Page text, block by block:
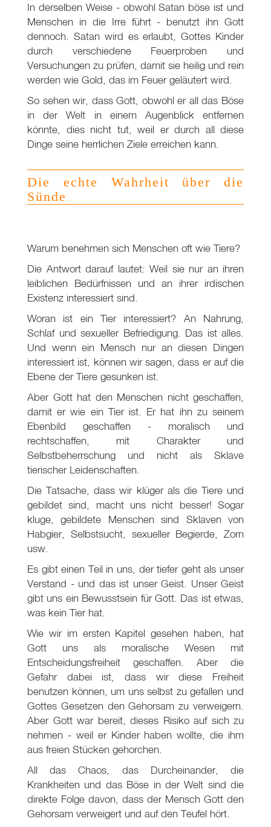
In derselben Weise - obwohl Satan böse ist und
Menschen in die Irre führt - benutzt ihn Gott
dennoch. Satan wird es erlaubt, Gottes Kinder
durch verschiedene Feuerproben und
Versuchungen zu prüfen, damit sie heilig und rein
werden wie Gold, das im Feuer geläutert wird.
So sehen wir, dass Gott, obwohl er all das Böse
in der Welt in einem Augenblick entfernen
könnte, dies nicht tut, weil er durch all diese
Dinge seine herrlichen Ziele erreichen kann.
Die echte Wahrheit über die
Sünde
Warum benehmen sich Menschen oft wie Tiere?
Die Antwort darauf lautet: Weil sie nur an ihren
leiblichen Bedürfnissen und an ihrer irdischen
Existenz interessiert sind.
Woran ist ein Tier interessiert? An Nahrung,
Schlaf und sexueller Befriedigung. Das ist alles.
Und wenn ein Mensch nur an diesen Dingen
interessiert ist, können wir sagen, dass er auf die
Ebene der Tiere gesunken ist.
Aber Gott hat den Menschen nicht geschaffen,
damit er wie ein Tier ist. Er hat ihn zu seinem
Ebenbild geschaffen - moralisch und
rechtschaffen, mit Charakter und
Selbstbeherrschung und nicht als Sklave
tierischer Leidenschaften.
Die Tatsache, dass wir klüger als die Tiere und
gebildet sind, macht uns nicht besser! Sogar
kluge, gebildete Menschen sind Sklaven von
Habgier, Selbstsucht, sexueller Begierde, Zorn
usw.
Es gibt einen Teil in uns, der tiefer geht als unser
Verstand - und das ist unser Geist. Unser Geist
gibt uns ein Bewusstsein für Gott. Das ist etwas,
was kein Tier hat.
Wie wir im ersten Kapitel gesehen haben, hat
Gott uns als moralische Wesen mit
Entscheidungsfreiheit geschaffen. Aber die
Gefahr dabei ist, dass wir diese Freiheit
benutzen können, um uns selbst zu gefallen und
Gottes Gesetzen den Gehorsam zu verweigern.
Aber Gott war bereit, dieses Risiko auf sich zu
nehmen - weil er Kinder haben wollte, die ihm
aus freien Stücken gehorchen.
All das Chaos, das Durcheinander, die
Krankheiten und das Böse in der Welt sind die
direkte Folge davon, dass der Mensch Gott den
Gehorsam verweigert und auf den Teufel hört.